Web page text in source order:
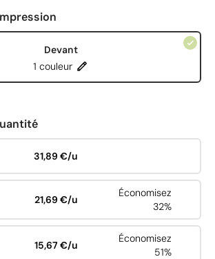
Devant
1 couleur
31,89 €/u
21,69 €/u
Économisez
32%
15,67 €/u
Économisez
51%